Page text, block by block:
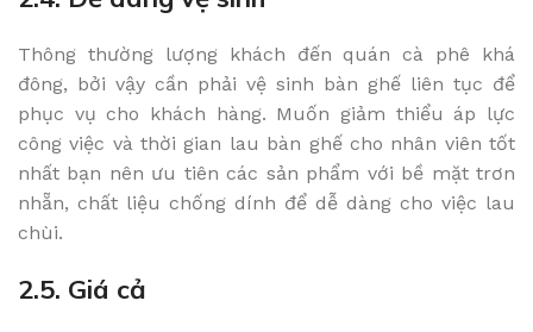
Thông thường lượng khách đến quán cà phê khá
đông, bởi vậy cần phải vệ sinh bàn ghế liên tục để
phục vụ cho khách hàng. Muốn giảm thiểu áp lực
công việc và thời gian lau bàn ghế cho nhân viên tốt
nhất bạn nên ưu tiên các sản phẩm với bề mặt trơn
nhẵn, chất liệu chống dính để dễ dàng cho việc lau
chùi.
2.5. Giá cả